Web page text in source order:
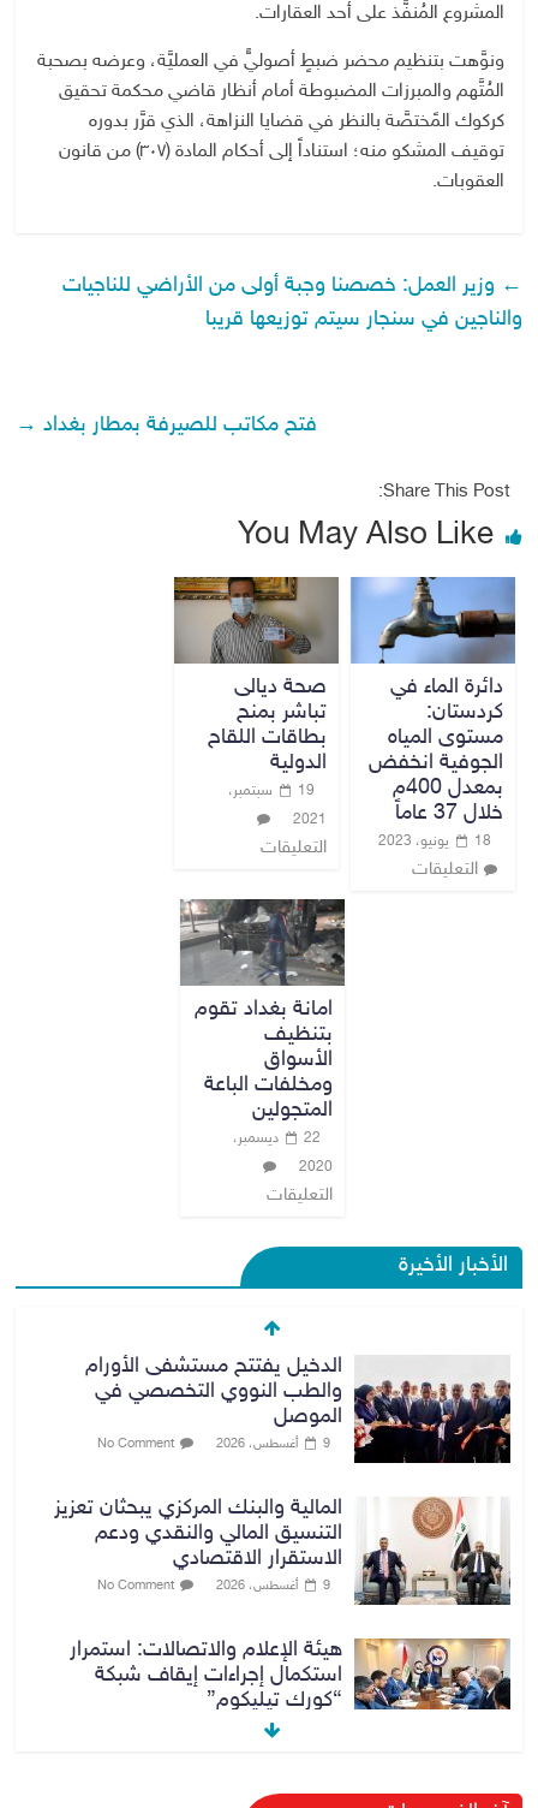
المشروع المُنفَّذ على أحد العقارات.
ونوَّهت بتنظيم محضر ضبطٍ أصوليٍّ في العمليَّة، وعرضه بصحبة
المُتَّهم والمبرزات المضبوطة أمام أنظار قاضي محكمة تحقيق
كركوك المًختصَّة بالنظر في قضايا النزاهة، الذي قرَّر بدوره
توقيف المشكو منه؛ استناداً إلى أحكام المادة (٣٠٧) من قانون
العقوبات.
← وزير العمل: خصصنا وجبة أولى من الأراضي للناجيات
والناجين في سنجار سيتم توزيعها قريبا
فتح مكاتب للصيرفة بمطار بغداد →
Share This Post:
You May Also Like
دائرة الماء في
كردستان:
مستوى المياه
الجوفية انخفض
بمعدل 400م
خلال 37 عاماً
18 يونيو، 2023
التعليقات
صحة ديالى
تباشر بمنح
بطاقات اللقاح
الدولية
19 سبتمبر،
2021
التعليقات
امانة بغداد تقوم
بتنظيف
الأسواق
ومخلفات الباعة
المتجولين
22 ديسمبر،
2020
التعليقات
الأخبار الأخيرة
الدخيل يفتتح مستشفى الأورام
والطب النووي التخصصي في
الموصل
9 أغسطس، 2026 No Comment
المالية والبنك المركزي يبحثان تعزيز
التنسيق المالي والنقدي ودعم
الاستقرار الاقتصادي
9 أغسطس، 2026 No Comment
هيئة الإعلام والاتصالات: استمرار
استكمال إجراءات إيقاف شبكة
“كورك تيليكوم”
مرور أربيل تعلن تفاصيل ورسوم